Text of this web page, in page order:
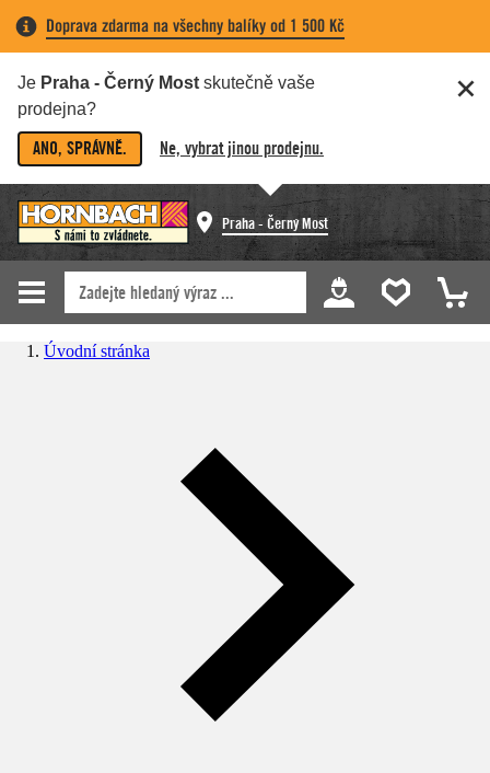
Doprava zdarma na všechny balíky od 1 500 Kč
Je Praha - Černý Most skutečně vaše
prodejna?
ANO, SPRÁVNĚ. Ne, vybrat jinou prodejnu.
Praha - Černý Most
Úvodní stránka